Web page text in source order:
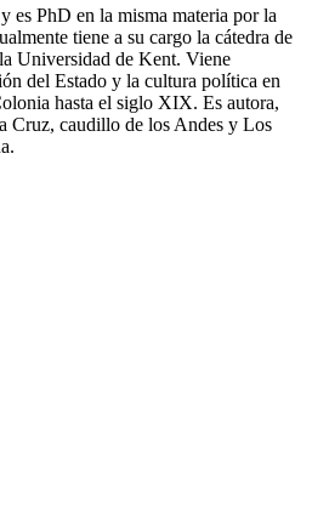
es PhD en la misma materia por la
tiene a su cargo la cátedra de
Universidad de Kent. Viene
del Estado y la cultura política en
hasta el siglo XIX. Es autora,
Cruz, caudillo de los Andes y Los